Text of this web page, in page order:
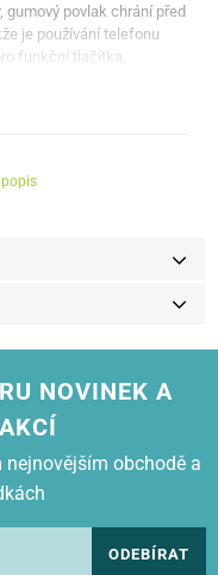
povlak chrání před
je používání telefonu
funkční tlačítka,
je pouzdro
není nutné při
NOVINEK A
obchodě a
ODEBÍRAT